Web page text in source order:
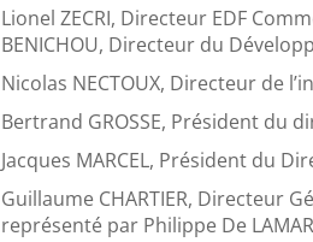
Lionel ZECRI, Directeur EDF
BENICHOU, Directeur du
Nicolas NECTOUX, Directeur de
Bertrand GROSSE, Président du
Jacques MARCEL, Président du
Guillaume CHARTIER, Directeur
représenté par Philippe De